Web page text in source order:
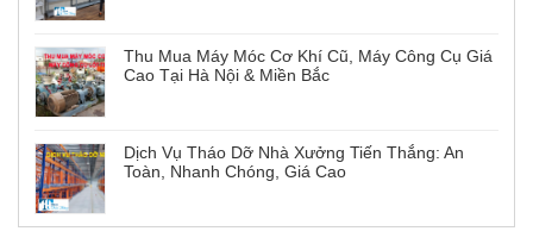
Thu Mua Máy Móc Cơ Khí Cũ, Máy Công Cụ Giá
Cao Tại Hà Nội & Miền Bắc
Dịch Vụ Tháo Dỡ Nhà Xưởng Tiến Thắng: An
Toàn, Nhanh Chóng, Giá Cao